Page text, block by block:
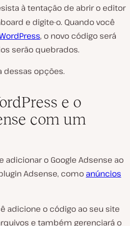
à tentação de abrir o editor
e digite-o. Quando você
, o novo código será
serão quebrados.
dessas opções.
e o
com um
adicionar o Google Adsense ao
Adsense, como anúncios
adicione o código ao seu site
e também gerenciará o